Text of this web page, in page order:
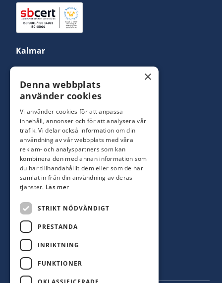
Kalmar
Yrkesbutik: 0480-44 28 08
info@hagblomsfarghandel.nu
Torsåsgatan 9
392 39 Kalmar
Färjestaden
0485-310 71
oland@hagblomsfarghandel.nu
Storgatan 34
386 30 Färjestaden
×
Denna webbplats
använder cookies
Vi använder cookies för att anpassa
innehåll, annonser och för att analysera vår
trafik. Vi delar också information om din
användning av vår webbplats med våra
reklam- och analyspartners som kan
kombinera den med annan information som
du har tillhandahållit dem eller som de har
samlat in från din användning av deras
tjänster. Läs mer
STRIKT NÖDVÄNDIGT
PRESTANDA
INRIKTNING
FUNKTIONER